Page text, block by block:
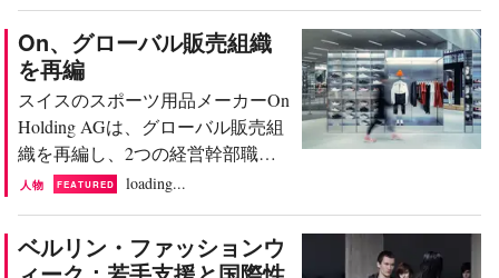
語性のあるデザイン能力が、より
広く一般に知られることになるだ
ろう。 しかし、この決定はファッ
ション業界の選択的な記憶につい
て、何を物語っているのだろう
か。 地平線と変容 ガリアーノの
メトロポリタン美術館での次期展
覧会が大きな出来事であるという
ての最...
門「グッチ レーシング」のヴァイ
スプレジデントに任命したと水曜
日に発表した。ヴィターレは9月1
日付で新役職に就任し、今後はジ
ョヴァンニ・ペロシーノの直属と
なる。ペロシーノは引き続きグッ
チ レーシングの戦略的発展を監督
し、シニア・ヴァイスプレジデン
ト・マーケティングの職務も兼任
する。 ヴィターレは、イタリアの
On、グローバル販売組織
を再編
スイスのスポーツ用品メーカーOn
Holding AGは、グローバル販売組
織を再編し、2つの経営幹部職を
新設する。同社が水曜日に発表し
で、これまでのコマーシャル部門
のリーダーシップは2つの役職に
人物 FEATURED loading...
ベルリン・ファッションウ